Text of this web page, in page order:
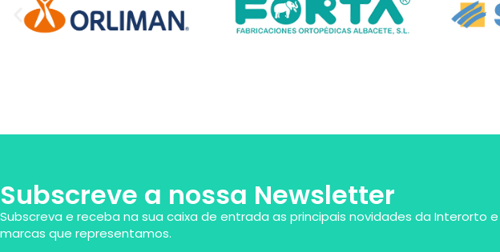
Subscreve a nossa Newsletter
Subscreva e receba na sua caixa de entrada as principais novidades da Interorto
marcas que representamos.